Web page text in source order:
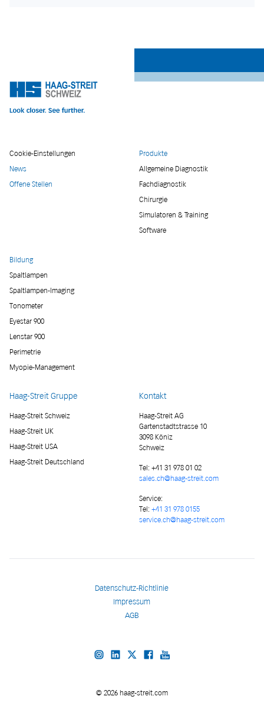
Cookie-Einstellungen
News
Offene Stellen
Produkte
Allgemeine Diagnostik
Fachdiagnostik
Chirurgie
Simulatoren & Training
Software
Bildung
Spaltlampen
Spaltlampen-Imaging
Tonometer
Eyestar 900
Lenstar 900
Perimetrie
Myopie-Management
Haag-Streit Gruppe
Haag-Streit Schweiz
Haag-Streit UK
Haag-Streit USA
Haag-Streit Deutschland
Kontakt
Haag-Streit AG
Gartenstadtstrasse 10
3098 Köniz
Schweiz
Tel: +41 31 978 01 02
sales.ch@haag-streit.com
Service:
Tel: +41 31 978 0155
service.ch@haag-streit.com
Datenschutz-Richtlinie
Impressum
AGB
© 2026 haag-streit.com